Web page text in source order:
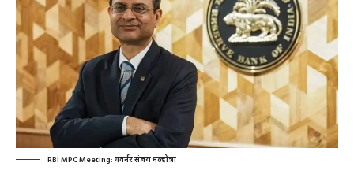
RBI MPC Meeting: गवर्नर संजय मल्होत्रा